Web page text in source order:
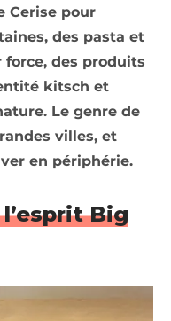
Cerise pour
des pasta et
des produits
kitsch et
Le genre de
villes, et
en périphérie.
Big